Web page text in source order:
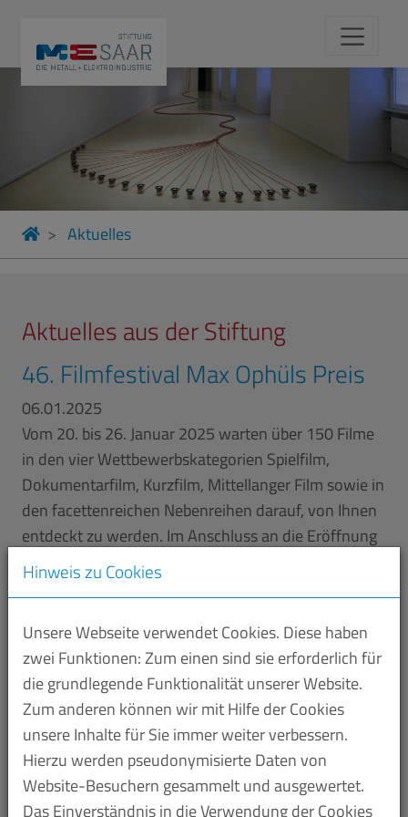
Aktuelles
Aktuelles aus der Stiftung
46. Filmfestival Max Ophüls Preis
06.01.2025
Vom 20. bis 26. Januar 2025 warten über 150 Filme
in den vier Wettbewerbskategorien Spielfilm,
Dokumentarfilm, Kurzfilm, Mittellanger Film sowie in
den facettenreichen Nebenreihen darauf, von Ihnen
entdeckt zu werden. Im Anschluss an die Eröffnung
am Montag, 20. Januar, dürfen wir wieder gespannt
sein, wer sich bei der Preisverleihung im Saarbrücker
130.000 Euro dotierten Auszeichnungen in den
Einzelkategorien sichern kann. Währenddessen lebt
die Filmstadt Saarbrücken durch das rege
Festivalgeschehen aus eindrucksvollen Filmen,
spannenden Diskussionen, liebevoll dekorierten
Schaufenstern, blauen Lichtern und Plakaten sowie
unzähligen lokalen und überregionalen Gästen
Hinweis zu Cookies
Unsere Webseite verwendet Cookies. Diese haben
zwei Funktionen: Zum einen sind sie erforderlich für
die grundlegende Funktionalität unserer Website.
Zum anderen können wir mit Hilfe der Cookies
unsere Inhalte für Sie immer weiter verbessern.
Hierzu werden pseudonymisierte Daten von
Website-Besuchern gesammelt und ausgewertet.
Das Einverständnis in die Verwendung der Cookies